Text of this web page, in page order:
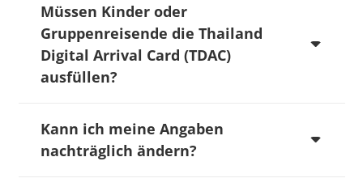
Müssen Kinder oder
Gruppenreisende die Thailand
Digital Arrival Card (TDAC)
ausfüllen?
Kann ich meine Angaben
nachträglich ändern?